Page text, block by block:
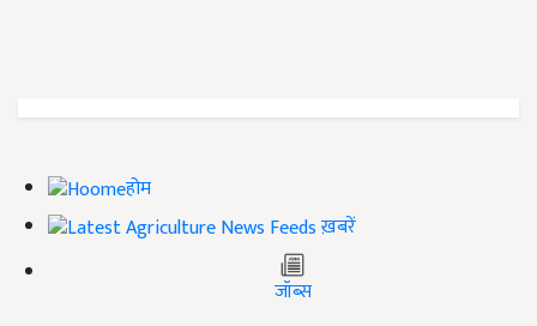
होम
ख़बरें
जॉब्स